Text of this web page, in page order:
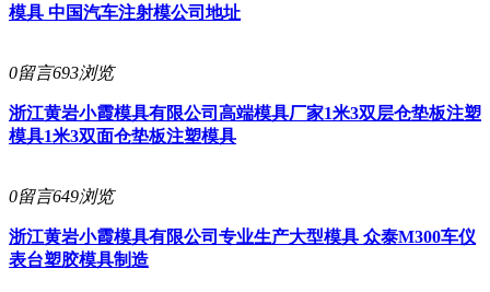
模具 中国汽车注射模公司地址
0留言693浏览
浙江黄岩小霞模具有限公司 高端模具厂家1米3双层仓垫板注塑
模具1米3双面仓垫板注塑模具
0留言649浏览
浙江黄岩小霞模具有限公司 专业生产大型模具 众泰M300车仪
表台塑胶模具制造